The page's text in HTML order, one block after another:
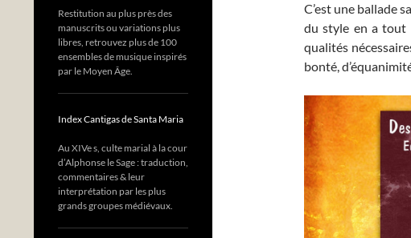
C’est une ballade
du style en a tout
qualités
bonté,
Restitution au plus près des
manuscrits ou variations plus
libres, retrouvez plus de 100
ensembles de musique inspirés
par le Moyen Âge.
Index Cantigas de Santa Maria
Au XIVe s, culte marial à la cour
d’Alphonse le Sage : traduction,
commentaires & leur
interprétation par les plus
grands groupes médiévaux.